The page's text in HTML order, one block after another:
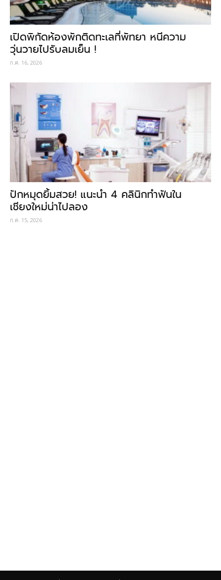
เปิดพิกัดห้องพักติดทะเลที่พัทยา หนีความ
วุ่นวายไปรับลมเย็น !
ก.ค. 16, 2026
ปักหมุดยิ้มสวย! แนะนำ 4 คลินิกทำฟันใน
เชียงใหม่น่าไปลอง
ก.ค. 15, 2026